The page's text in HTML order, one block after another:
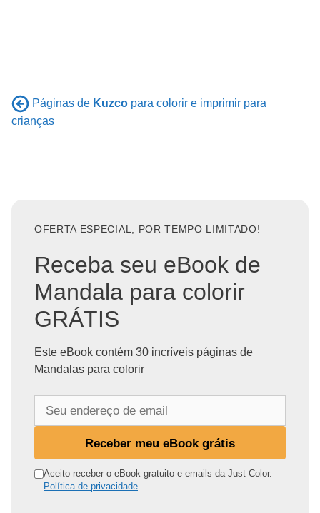
Páginas de Kuzco para colorir e imprimir para
crianças
OFERTA ESPECIAL, POR TEMPO LIMITADO!
Receba seu eBook de
Mandala para colorir
GRÁTIS
Este eBook contém 30 incríveis páginas de
Mandalas para colorir
n
Receber meu eBook grátis
Aceito receber o eBook gratuito e emails da Just Color.
Política de privacidade